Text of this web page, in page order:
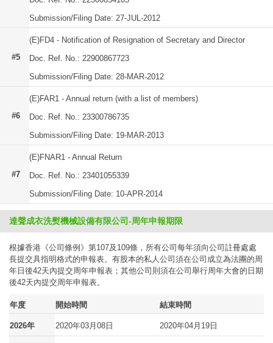
Submission/Filing Date: 27-JUL-2012
#5
(E)FD4 - Notification of Resignation of Secretary and Director
Doc. Ref. No.: 22900867723
Submission/Filing Date: 28-MAR-2012
#6
(E)FAR1 - Annual return (with a list of members)
Doc. Ref. No.: 23300786735
Submission/Filing Date: 19-MAR-2013
#7
(E)FNAR1 - Annual Return
Doc. Ref. No.: 23401055339
Submission/Filing Date: 10-APR-2014
達聲成衣洗熨機械設備有限公司-周年申報期限
根據香港《公司條例》第107及109條，所有公司每年須向公司註冊處處
長提交具指明格式的申報表。有股本的私人公司須在公司成立為法團的周
年日後42天內提交周年申報表；其他公司則須在公司舉行周年大會的日期
後42天內提交周年申報表。
年度 開始時間 結束時間
2026年 2020年03月08日 2020年04月19日